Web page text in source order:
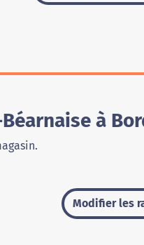
à
Modifier les